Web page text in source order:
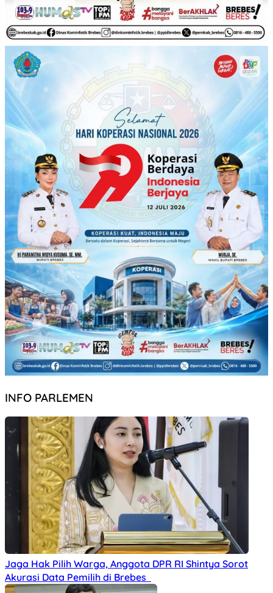
INFO PARLEMEN
Jaga Hak Pilih Warga, Anggota DPR RI Shintya Sorot
Akurasi Data Pemilih di Brebes